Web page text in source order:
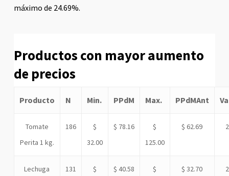
máximo de 24.69%.
Productos con mayor aumento
de precios
Producto N Min. PPdM Max. PPdMAnt
Tomate
Perita 1 kg.
186
$
32.00
$ 78.16
$
125.00
$ 62.69
Lechuga 131 $ $ 40.58 $ $ 32.70